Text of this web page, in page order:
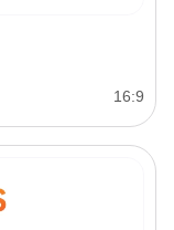
16:9